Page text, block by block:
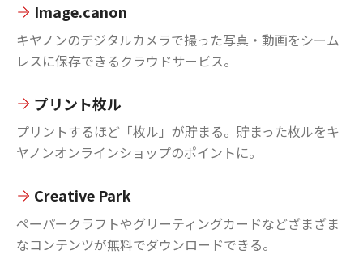
Image.canon
キヤノンのデジタルカメラで撮った写真・動画をシーム
レスに保存できるクラウドサービス。
プリント枚ル
プリントするほど「枚ル」が貯まる。貯まった枚ルをキ
ヤノンオンラインショップのポイントに。
Creative Park
ペーパークラフトやグリーティングカードなどざまざま
なコンテンツが無料でダウンロードできる。